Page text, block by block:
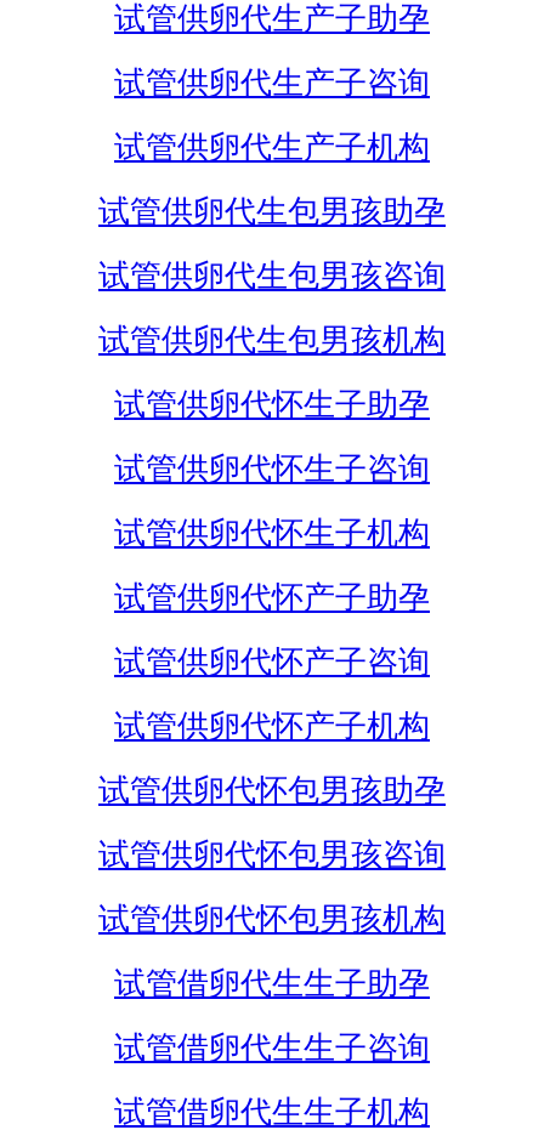
试管供卵代生产子助孕
试管供卵代生产子咨询
试管供卵代生产子机构
试管供卵代生包男孩助孕
试管供卵代生包男孩咨询
试管供卵代生包男孩机构
试管供卵代怀生子助孕
试管供卵代怀生子咨询
试管供卵代怀生子机构
试管供卵代怀产子助孕
试管供卵代怀产子咨询
试管供卵代怀产子机构
试管供卵代怀包男孩助孕
试管供卵代怀包男孩咨询
试管供卵代怀包男孩机构
试管借卵代生生子助孕
试管借卵代生生子咨询
试管借卵代生生子机构